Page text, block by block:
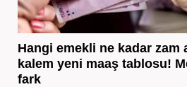
Hangi emekli ne kadar zam
kalem yeni maaş tablosu!
fark